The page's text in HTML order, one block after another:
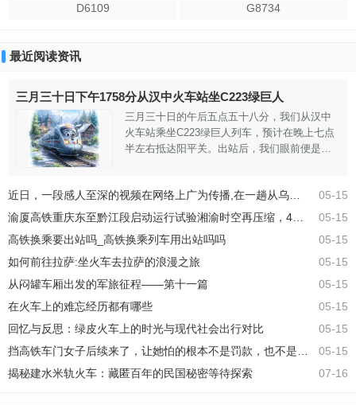
D6109
G8734
最近阅读资讯
三月三十日下午1758分从汉中火车站坐C223绿巨人
三月三十日的午后五点五十八分，我们从汉中
火车站乘坐C223绿巨人列车，预计在晚上七点
半左右抵达阳平关。出站后，我们眼前便是一
路，马路的两侧便是村庄。马路两旁停放着数
十辆载客汽车和蹦蹦车，还有几位热情的旅馆
米，周围是民宅、铁路房屋以及小饭馆。我们
在一家小饭馆享用晚餐，品尝了一盘鲜美的
05-15
05-15
05-15
高铁换乘要出站吗_高铁换乘列车用出站吗吗
05-15
如何前往拉萨:坐火车去拉萨的浪漫之旅
05-15
从闷罐车厢出发的军旅征程——第十一篇
05-15
在火车上的难忘经历都有哪些
05-15
回忆与反思：绿皮火车上的时光与现代社会出行对比
05-15
07-16
揭秘建水米轨火车：藏匿百年的民国秘密等待探索